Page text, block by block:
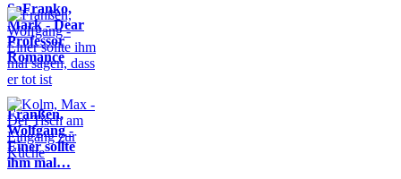
SaFranko,
Mark - Dear
Professor
Romance
Franßen,
Wolfgang -
Einer sollte
ihm mal…